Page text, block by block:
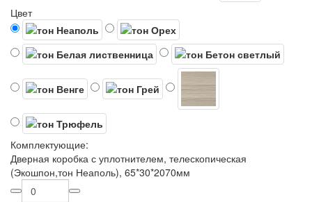
Цвет
Комплектующие:
Дверная коробка с уплотнителем, телескопическая
(Экошпон,тон Неаполь), 65*30*2070мм